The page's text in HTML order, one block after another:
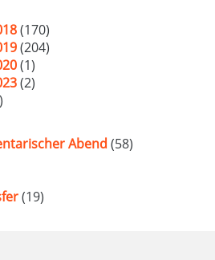
(170)
(204)
(1)
(2)
Abend (58)
(19)